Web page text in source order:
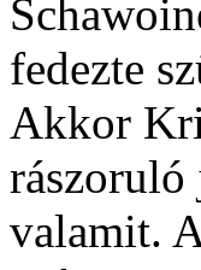
fedezte
Akkor
rászoruló
valamit.